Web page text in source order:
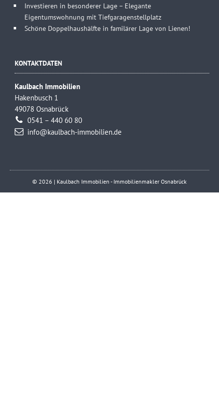
Investieren in besonderer Lage – Elegante
Eigentumswohnung mit Tiefgaragenstellplatz
Schöne Doppelhaushälfte in familärer Lage von Lienen!
KONTAKTDATEN
Kaulbach Immobilien
Hakenbusch 1
49078 Osnabrück
0541 – 440 60 80
info@kaulbach-immobilien.de
© 2026 | Kaulbach Immobilien - Immobilienmakler Osnabrück